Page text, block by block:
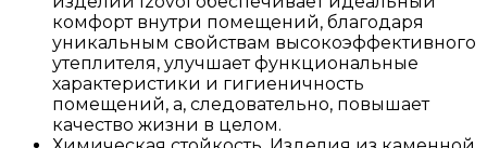
комфорт внутри помещений, благодаря
уникальным свойствам высокоэффективного
утеплителя, улучшает функциональные
характеристики и гигиеничность
помещений, а, следовательно, повышает
качество жизни в целом.